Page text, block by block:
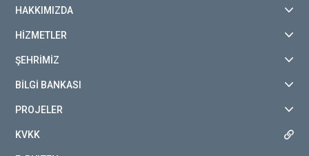
HAKKIMIZDA
HİZMETLER
ŞEHRİMİZ
BİLGİ BANKASI
PROJELER
KVKK